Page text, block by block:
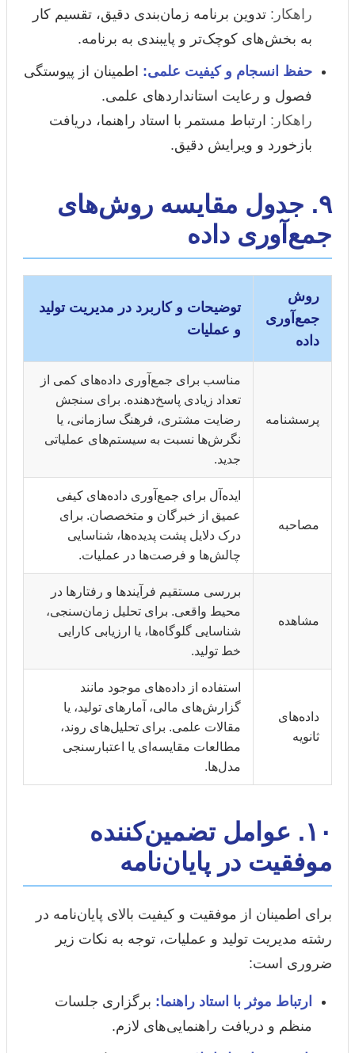
راهکار: تدوین برنامه زمان‌بندی دقیق، تقسیم کار
به بخش‌های کوچک‌تر و پایبندی به برنامه.
حفظ انسجام و کیفیت علمی: اطمینان از پیوستگی
فصول و رعایت استانداردهای علمی.
راهکار: ارتباط مستمر با استاد راهنما، دریافت
بازخورد و ویرایش دقیق.
۹. جدول مقایسه روش‌های
جمع‌آوری داده
روش
جمع‌آوری
داده
توضیحات و کاربرد در مدیریت تولید
و عملیات
پرسشنامه
مناسب برای جمع‌آوری داده‌های کمی از
تعداد زیادی پاسخ‌دهنده. برای سنجش
رضایت مشتری، فرهنگ سازمانی، یا
نگرش‌ها نسبت به سیستم‌های عملیاتی
جدید.
مصاحبه
ایده‌آل برای جمع‌آوری داده‌های کیفی
عمیق از خبرگان و متخصصان. برای
درک دلایل پشت پدیده‌ها، شناسایی
چالش‌ها و فرصت‌ها در عملیات.
مشاهده
بررسی مستقیم فرآیندها و رفتارها در
محیط واقعی. برای تحلیل زمان‌سنجی،
شناسایی گلوگاه‌ها، یا ارزیابی کارایی
خط تولید.
داده‌های
ثانویه
استفاده از داده‌های موجود مانند
گزارش‌های مالی، آمارهای تولید، یا
مقالات علمی. برای تحلیل‌های روند،
مطالعات مقایسه‌ای یا اعتبارسنجی
مدل‌ها.
۱۰. عوامل تضمین‌کننده
موفقیت در پایان‌نامه
برای اطمینان از موفقیت و کیفیت بالای پایان‌نامه در
رشته مدیریت تولید و عملیات، توجه به نکات زیر
ضروری است:
ارتباط موثر با استاد راهنما: برگزاری جلسات
منظم و دریافت راهنمایی‌های لازم.